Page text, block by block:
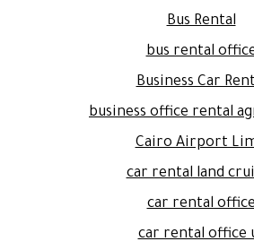
Bus Rental
bus rental
Business Car
business office rental
Cairo Airport
car rental land
car rental
car rental office